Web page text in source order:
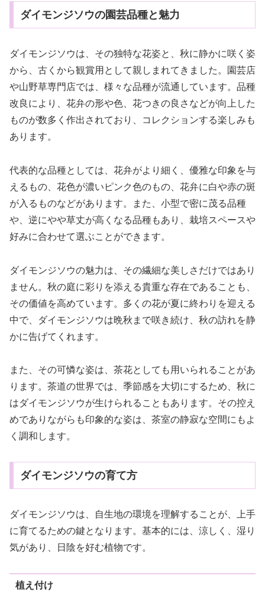
ダイモンジソウの園芸品種と魅力
ダイモンジソウは、その独特な花姿と、秋に静かに咲く姿
から、古くから観賞用として親しまれてきました。園芸店
や山野草専門店では、様々な品種が流通しています。品種
改良により、花弁の形や色、花つきの良さなどが向上した
ものが数多く作出されており、コレクションする楽しみも
あります。
代表的な品種としては、花弁がより細く、優雅な印象を与
えるもの、花色が濃いピンク色のもの、花弁に白や赤の斑
が入るものなどがあります。また、小型で密に茂る品種
や、逆にやや草丈が高くなる品種もあり、栽培スペースや
好みに合わせて選ぶことができます。
ダイモンジソウの魅力は、その繊細な美しさだけではあり
ません。秋の庭に彩りを添える貴重な存在であることも、
その価値を高めています。多くの花が夏に終わりを迎える
中で、ダイモンジソウは晩秋まで咲き続け、秋の訪れを静
かに告げてくれます。
また、その可憐な姿は、茶花としても用いられることがあ
ります。茶道の世界では、季節感を大切にするため、秋に
はダイモンジソウが生けられることもあります。その控え
めでありながらも印象的な姿は、茶室の静寂な空間にもよ
く調和します。
ダイモンジソウの育て方
ダイモンジソウは、自生地の環境を理解することが、上手
に育てるための鍵となります。基本的には、涼しく、湿り
気があり、日陰を好む植物です。
植え付け